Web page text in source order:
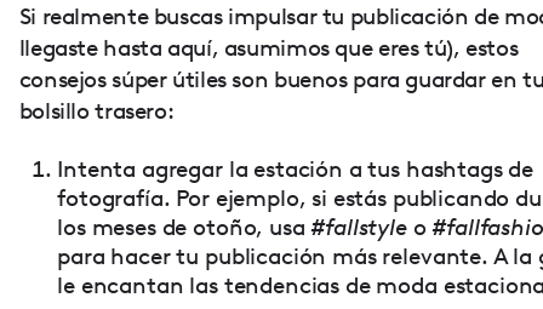
Si realmente buscas impulsar tu publicación de
llegaste hasta aquí, asumimos que eres tú), estos
consejos súper útiles son buenos para guardar en
bolsillo trasero:
Intenta agregar la estación a tus hashtags de
fotografía. Por ejemplo, si estás publicando
los meses de otoño, usa#fallstyleo
para hacer tu publicación más relevante. A la
le encantan las tendencias de moda